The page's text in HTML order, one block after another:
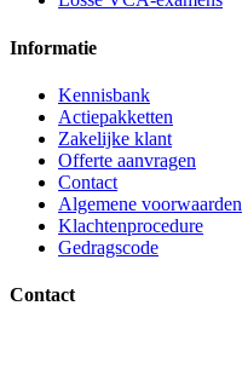
Informatie
Kennisbank
Actiepakketten
Zakelijke klant
Offerte aanvragen
Contact
Algemene voorwaarden
Klachtenprocedure
Gedragscode
Contact